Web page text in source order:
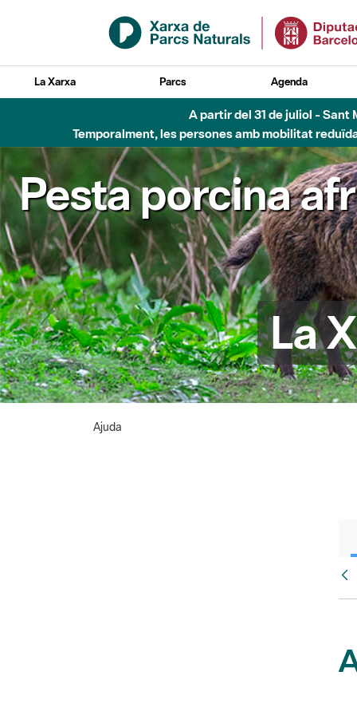
Salta al contingut principal
La Xarxa Parcs Agenda
A partir del 31 de juliol -
Temporalment, les persones amb mobilitat
Pesta porcina
La
Ajuda